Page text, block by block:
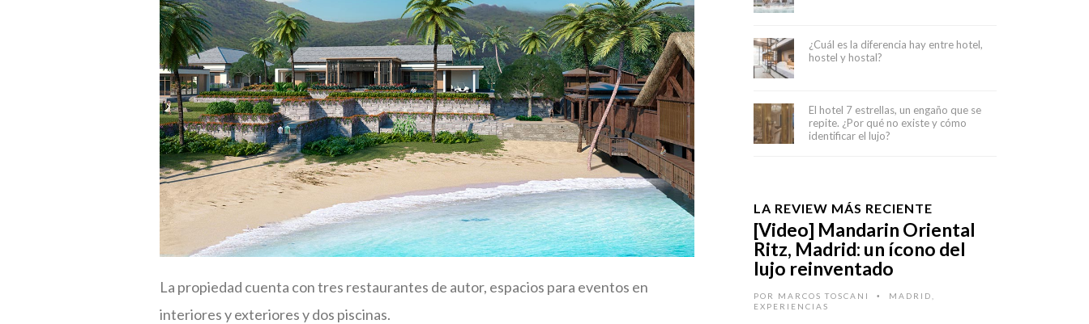
La propiedad cuenta con tres restaurantes de autor, espacios para eventos en
interiores y exteriores y dos piscinas.
¿Cuál es la diferencia hay entre hotel,
hostel y hostal?
El hotel 7 estrellas, un engaño que se
repite. ¿Por qué no existe y cómo
identificar el lujo?
LA REVIEW MÁS RECIENTE
[Video] Mandarin Oriental
Ritz, Madrid: un ícono del
lujo reinventado
POR MARCOS TOSCANI • MADRID
EXPERIENCIAS